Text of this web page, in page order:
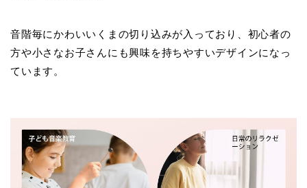
音階毎にかわいいくまの切り込みが入っており、初心者の
方や小さなお子さんにも興味を持ちやすいデザインになっ
ています。